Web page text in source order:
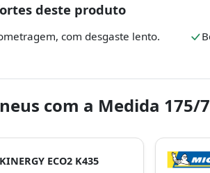
deste produto
com desgaste lento.
com a Medida 175/
ECO2 K435